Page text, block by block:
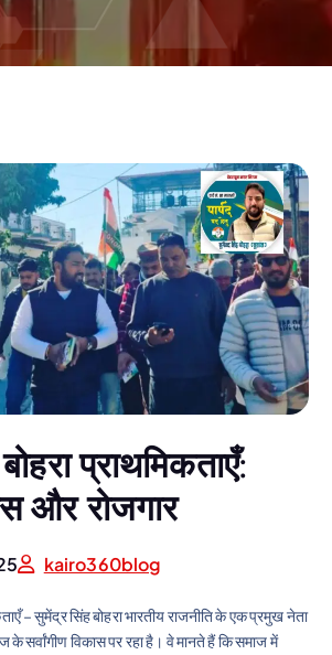
प्राथमिकताएँ:
और रोजगार
kairo360blog
– सुमेंद्र सिंह बोहरा भारतीय राजनीति के एक प्रमुख नेता
सर्वांगीण विकास पर रहा है। वे मानते हैं कि समाज में